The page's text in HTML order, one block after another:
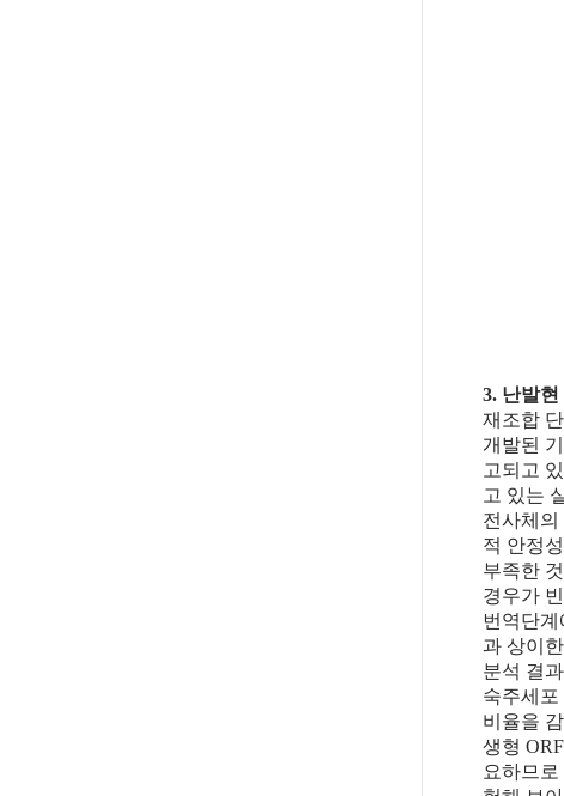
3. 난발현
재조합
개발된
고되고
고 있는
전사체의
적 안정
부족한
경우가
번역단
과 상이
분석 결
숙주세포
비율을
생형
요하므